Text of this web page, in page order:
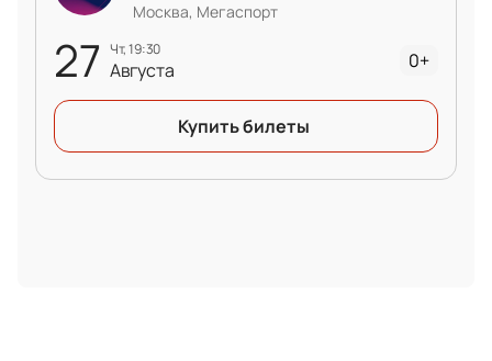
27 чт, 19:30
Августа
Москва, Мегаспорт
0+
Купить билеты